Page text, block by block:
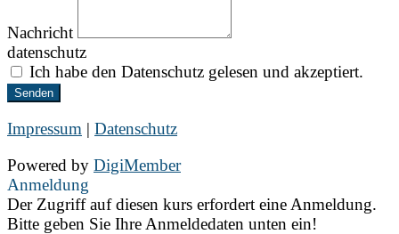
Nachricht
datenschutz
Ich habe den Datenschutz gelesen und akzeptiert.
Senden
Impressum | Datenschutz
Powered by DigiMember
Anmeldung
Der Zugriff auf diesen kurs erfordert eine Anmeldung.
Bitte geben Sie Ihre Anmeldedaten unten ein!